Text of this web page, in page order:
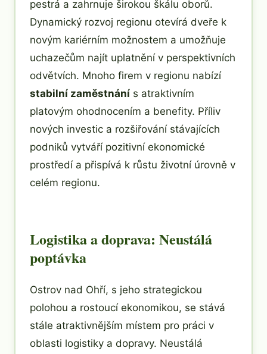
pestrá a zahrnuje širokou škálu oborů.
Dynamický rozvoj regionu otevírá dveře k
novým kariérním možnostem a umožňuje
uchazečům najít uplatnění v perspektivních
odvětvích. Mnoho firem v regionu nabízí
stabilní zaměstnání s atraktivním
platovým ohodnocením a benefity. Příliv
nových investic a rozšiřování stávajících
podniků vytváří pozitivní ekonomické
prostředí a přispívá k růstu životní úrovně v
celém regionu.
Logistika a doprava: Neustálá
poptávka
Ostrov nad Ohří, s jeho strategickou
polohou a rostoucí ekonomikou, se stává
stále atraktivnějším místem pro práci v
oblasti logistiky a dopravy. Neustálá